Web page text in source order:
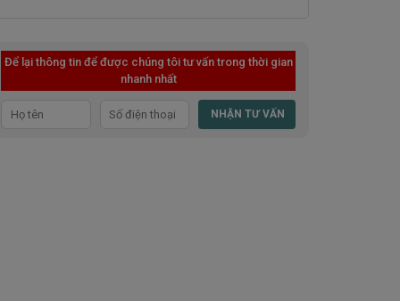
Để lại thông tin để được chúng tôi tư vấn trong thời gian
nhanh nhất